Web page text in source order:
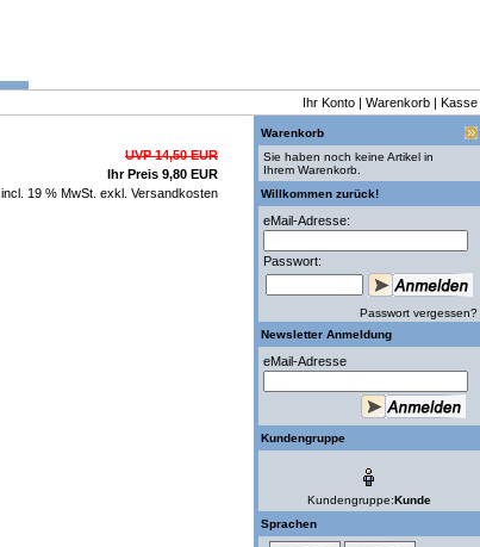
Ihr Konto | Warenkorb | Kasse
UVP 14,50 EUR
Ihr Preis 9,80 EUR
incl. 19 % MwSt. exkl. Versandkosten
Warenkorb
Sie haben noch keine Artikel in
Ihrem Warenkorb.
Willkommen zurück!
eMail-Adresse:
Passwort:
Passwort vergessen?
Newsletter Anmeldung
eMail-Adresse
Kundengruppe
Kundengruppe:Kunde
Sprachen